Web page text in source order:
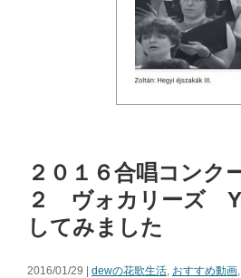
２０１６合唱コンク
２ ヴォカリーズ
してみました
2016/01/29 | dewの花歌生活, おすすめ動画,